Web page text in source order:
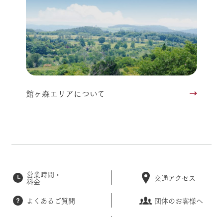
館ヶ森エリアについて
営業時間・
料金 交通アクセス
よくあるご質問
団体のお客様へ